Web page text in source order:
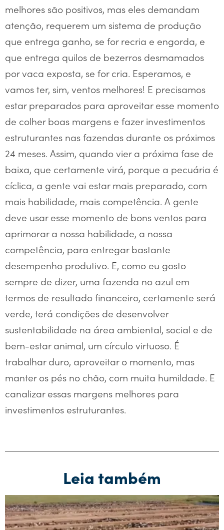
melhores são positivos, mas eles demandam
atenção, requerem um sistema de produção
que entrega ganho, se for recria e engorda, e
que entrega quilos de bezerros desmamados
por vaca exposta, se for cria. Esperamos, e
vamos ter, sim, ventos melhores! E precisamos
estar preparados para aproveitar esse momento
de colher boas margens e fazer investimentos
estruturantes nas fazendas durante os próximos
24 meses. Assim, quando vier a próxima fase de
baixa, que certamente virá, porque a pecuária é
cíclica, a gente vai estar mais preparado, com
mais habilidade, mais competência. A gente
deve usar esse momento de bons ventos para
aprimorar a nossa habilidade, a nossa
competência, para entregar bastante
desempenho produtivo. E, como eu gosto
sempre de dizer, uma fazenda no azul em
termos de resultado financeiro, certamente será
verde, terá condições de desenvolver
sustentabilidade na área ambiental, social e de
bem-estar animal, um círculo virtuoso. É
trabalhar duro, aproveitar o momento, mas
manter os pés no chão, com muita humildade. E
canalizar essas margens melhores para
investimentos estruturantes.
Leia também